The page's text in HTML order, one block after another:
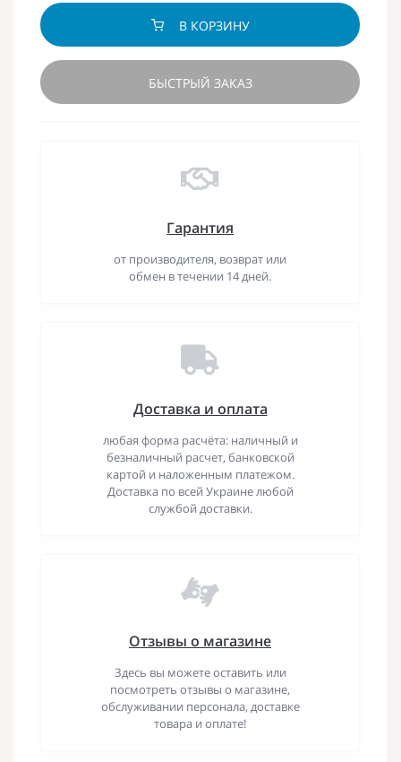
В КОРЗИНУ
БЫСТРЫЙ ЗАКАЗ
Гарантия
от производителя, возврат или
обмен в течении 14 дней.
Доставка и оплата
любая форма расчёта: наличный и
безналичный расчет, банковской
картой и наложенным платежом.
Доставка по всей Украине любой
службой доставки.
Отзывы о магазине
Здесь вы можете оставить или
посмотреть отзывы о магазине,
обслуживании персонала, доставке
товара и оплате!